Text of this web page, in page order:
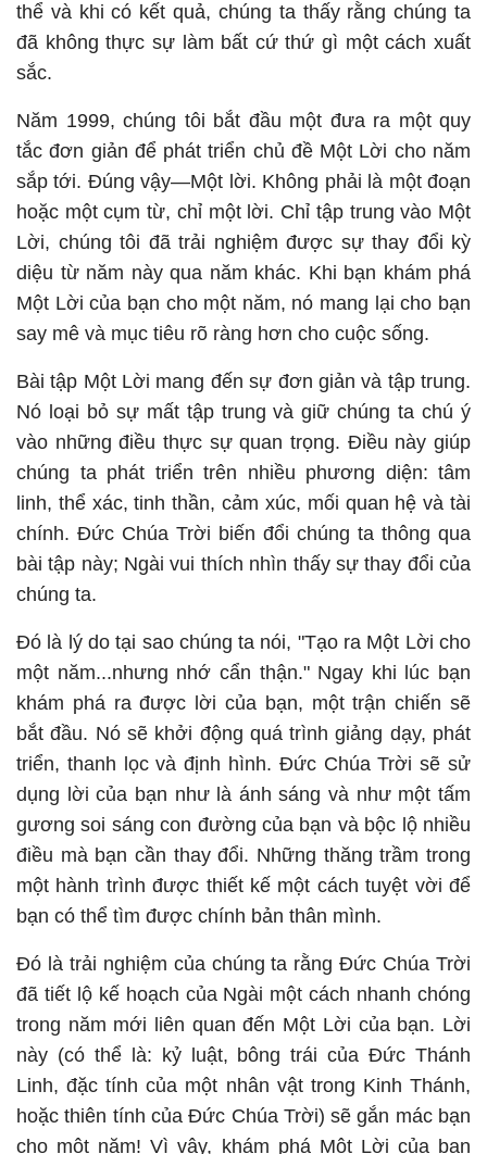
thể và khi có kết quả, chúng ta thấy rằng chúng ta
đã không thực sự làm bất cứ thứ gì một cách xuất
sắc.
Năm 1999, chúng tôi bắt đầu một đưa ra một quy
tắc đơn giản để phát triển chủ đề Một Lời cho năm
sắp tới. Đúng vậy—Một lời. Không phải là một đoạn
hoặc một cụm từ, chỉ một lời. Chỉ tập trung vào Một
Lời, chúng tôi đã trải nghiệm được sự thay đổi kỳ
diệu từ năm này qua năm khác. Khi bạn khám phá
Một Lời của bạn cho một năm, nó mang lại cho bạn
say mê và mục tiêu rõ ràng hơn cho cuộc sống.
Bài tập Một Lời mang đến sự đơn giản và tập trung.
Nó loại bỏ sự mất tập trung và giữ chúng ta chú ý
vào những điều thực sự quan trọng. Điều này giúp
chúng ta phát triển trên nhiều phương diện: tâm
linh, thể xác, tinh thần, cảm xúc, mối quan hệ và tài
chính. Đức Chúa Trời biến đổi chúng ta thông qua
bài tập này; Ngài vui thích nhìn thấy sự thay đổi của
chúng ta.
Đó là lý do tại sao chúng ta nói, "Tạo ra Một Lời cho
một năm...nhưng nhớ cẩn thận." Ngay khi lúc bạn
khám phá ra được lời của bạn, một trận chiến sẽ
bắt đầu. Nó sẽ khởi động quá trình giảng dạy, phát
triển, thanh lọc và định hình. Đức Chúa Trời sẽ sử
dụng lời của bạn như là ánh sáng và như một tấm
gương soi sáng con đường của bạn và bộc lộ nhiều
điều mà bạn cần thay đổi. Những thăng trầm trong
một hành trình được thiết kế một cách tuyệt vời để
bạn có thể tìm được chính bản thân mình.
Đó là trải nghiệm của chúng ta rằng Đức Chúa Trời
đã tiết lộ kế hoạch của Ngài một cách nhanh chóng
trong năm mới liên quan đến Một Lời của bạn. Lời
này (có thể là: kỷ luật, bông trái của Đức Thánh
Linh, đặc tính của một nhân vật trong Kinh Thánh,
hoặc thiên tính của Đức Chúa Trời) sẽ gắn mác bạn
cho một năm! Vì vậy, khám phá Một Lời của bạn